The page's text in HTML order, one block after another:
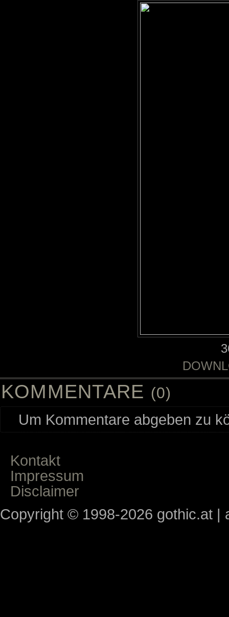
KOMMENTARE (0)
Um Kommentare abgeben zu
Kontakt
Impressum
Disclaimer
Copyright © 1998-2026 gothic.at |